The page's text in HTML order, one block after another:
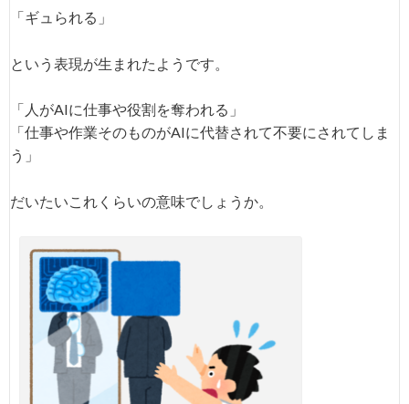
「ギュられる」
という表現が生まれたようです。
「人がAIに仕事や役割を奪われる」
「仕事や作業そのものがAIに代替されて不要にされてしま
う」
だいたいこれくらいの意味でしょうか。